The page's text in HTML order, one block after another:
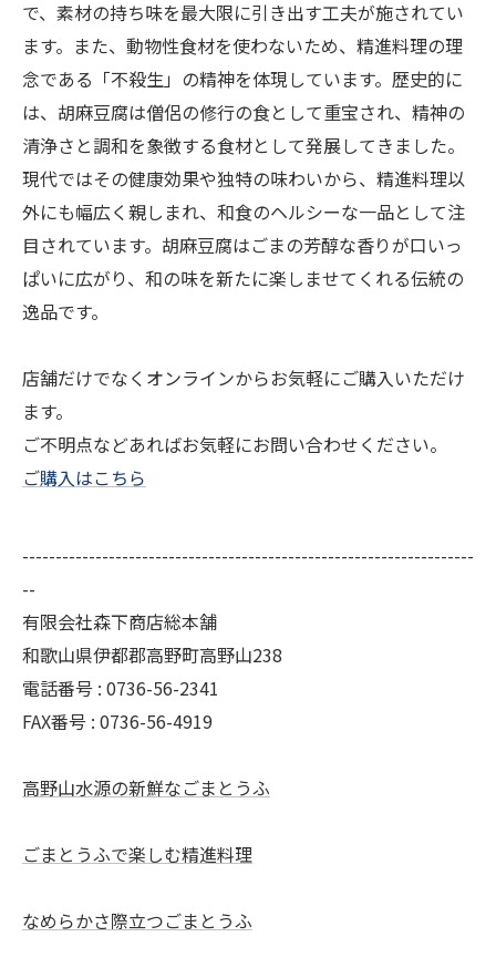
で、素材の持ち味を最大限に引き出す工夫が施されてい
ます。また、動物性食材を使わないため、精進料理の理
念である「不殺生」の精神を体現しています。歴史的に
は、胡麻豆腐は僧侶の修行の食として重宝され、精神の
清浄さと調和を象徴する食材として発展してきました。
現代ではその健康効果や独特の味わいから、精進料理以
外にも幅広く親しまれ、和食のヘルシーな一品として注
目されています。胡麻豆腐はごまの芳醇な香りが口いっ
ぱいに広がり、和の味を新たに楽しませてくれる伝統の
逸品です。
店舗だけでなくオンラインからお気軽にご購入いただけ
ます。
ご不明点などあればお気軽にお問い合わせください。
ご購入はこちら
--------------------------------------------------------------------
--
有限会社森下商店総本舗
和歌山県伊都郡高野町高野山238
電話番号 : 0736-56-2341
FAX番号 : 0736-56-4919
高野山水源の新鮮なごまとうふ
ごまとうふで楽しむ精進料理
なめらかさ際立つごまとうふ